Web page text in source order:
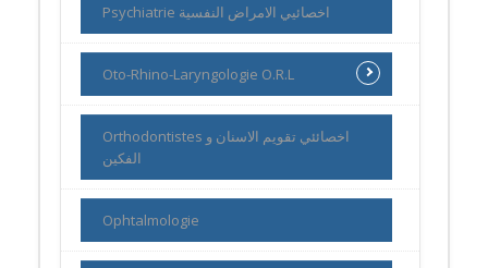
Psychiatrie اخصائيي الامراض النفسية
Oto-Rhino-Laryngologie O.R.L
Orthodontistes اخصائئي تقويم الاسنان و
الفكين
Ophtalmologie